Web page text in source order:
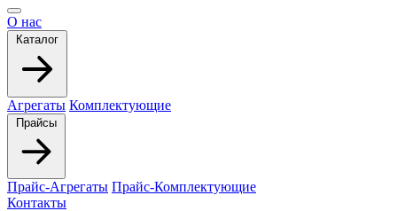
О нас
Каталог
Агрегаты Комплектующие
Прайсы
Прайс-Агрегаты Прайс-Комплектующие
Контакты